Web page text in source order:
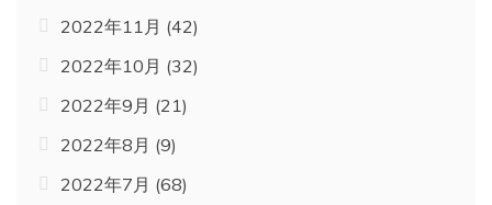
2022年11月 (42)
2022年10月 (32)
2022年9月 (21)
2022年8月 (9)
2022年7月 (68)